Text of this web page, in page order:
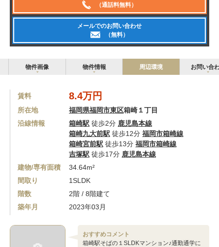
（通話料無料）
メールでのお問い合わせ
（無料）
物件画像 物件情報 周辺環境 お問い合
賃料 8.4万円
所在地 福岡県福岡市東区箱崎１丁目
沿線情報
箱崎駅 徒歩2分 鹿児島本線
箱崎九大前駅 徒歩12分 福岡市箱崎線
箱崎宮前駅 徒歩13分 福岡市箱崎線
吉塚駅 徒歩17分 鹿児島本線
建物/専有面積
34.64m²
間取り
1SLDK
階数
2階 / 8階建て
築年月
2023年03月
おすすめコメント
箱崎駅そばの１SLDKマンション♪通勤通学に